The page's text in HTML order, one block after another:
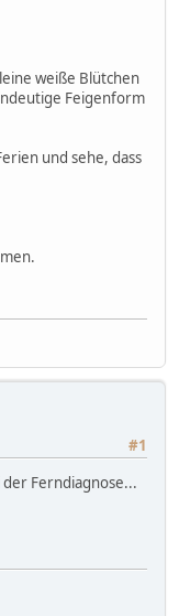
weiße Blütchen
Feigenform
und sehe, dass
#1
Ferndiagnose...